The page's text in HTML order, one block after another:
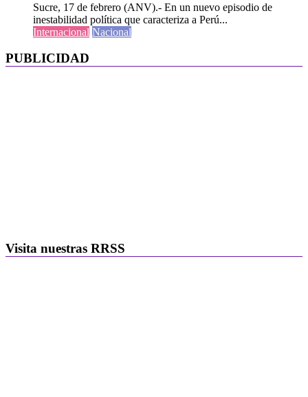
Sucre, 17 de febrero (ANV).- En un nuevo episodio de
inestabilidad política que caracteriza a Perú...
Internacional Nacional
PUBLICIDAD
Visita nuestras RRSS